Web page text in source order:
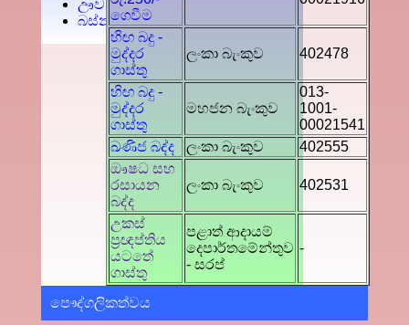
ඌව
බස්නාහිර
ගෙවීම
හිඟ බදු -
මුද්දර
ගාස්තු
ලංකා බැංකුව 402478
හිඟ බදු -
මුද්දර
ගාස්තු
මහජන බැංකුව
013-
1001-
00021541
ඛණිජ බද්ද
ලංකා බැංකුව
402555
ඖෂධ සහ
රසායන
බද්ද
ලංකා බැංකුව 402531
උකස්
ප්‍රඥප්තිය
යටතේ
ගාස්තු
පළාත් ආදායම්
දෙපාර්තමේන්තුව
- සරප්
-
පෞද්ගලිකත්වය